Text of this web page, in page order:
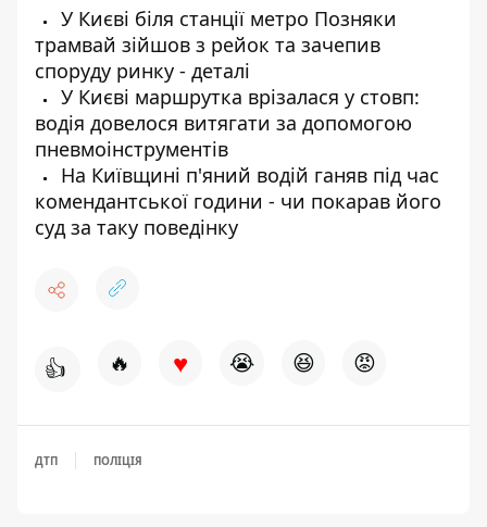
У Києві біля станції метро Позняки
трамвай зійшов з рейок та зачепив
споруду ринку - деталі
У Києві маршрутка врізалася у стовп:
водія довелося витягати за допомогою
пневмоінструментів
На Київщині п'яний водій ганяв під час
комендантської години - чи покарав його
суд за таку поведінку
👍 🔥 ♥ 😭 😆 😡
ДТП ПОЛІЦІЯ